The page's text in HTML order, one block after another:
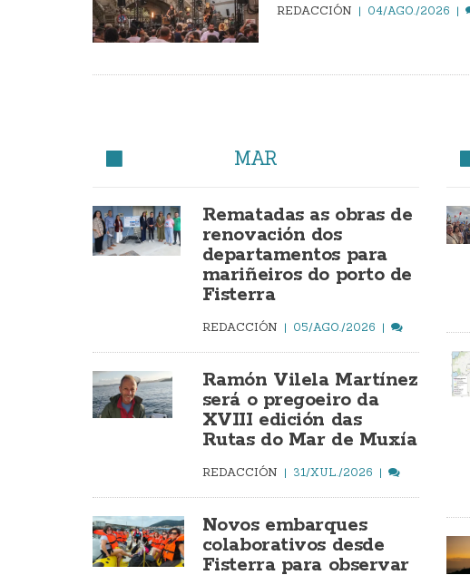
REDACCIÓN 04/AGO./2026
MAR
Rematadas as obras de
renovación dos
departamentos para
mariñeiros do porto de
Fisterra
REDACCIÓN 05/AGO./2026
Ramón Vilela Martínez
será o pregoeiro da
XVIII edición das
Rutas do Mar de Muxía
REDACCIÓN 31/XUL./2026
Novos embarques
colaborativos desde
Fisterra para observar